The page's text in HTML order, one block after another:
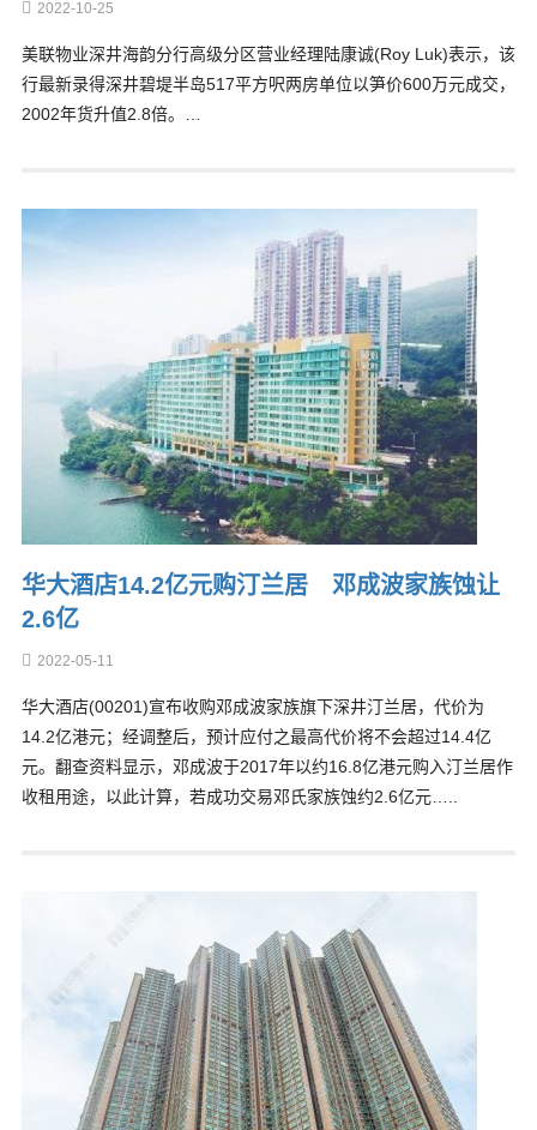
2022-10-25
美联物业深井海韵分行高级分区营业经理陆康诚(Roy Luk)表示，该
行最新录得深井碧堤半岛517平方呎两房单位以笋价600万元成交，
2002年货升值2.8倍。…
华大酒店14.2亿元购汀兰居 邓成波家族蚀让
2.6亿
2022-05-11
华大酒店(00201)宣布收购邓成波家族旗下深井汀兰居，代价为
14.2亿港元；经调整后，预计应付之最高代价将不会超过14.4亿
元。翻查资料显示，邓成波于2017年以约16.8亿港元购入汀兰居作
收租用途，以此计算，若成功交易邓氏家族蚀约2.6亿元…..